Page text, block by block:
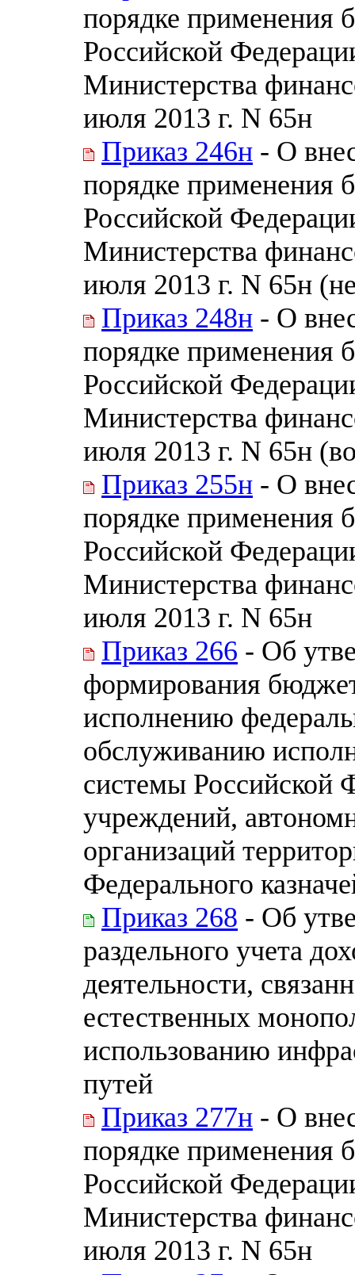
порядке применения
Российской
Министерства
июля 2013 г. N 65н
Приказ 246н - О
порядке применения
Российской
Министерства
июля 2013 г. N 65н
Приказ 248н - О
порядке применения
Российской
Министерства
июля 2013 г. N 65н
Приказ 255н - О
порядке применения
Российской
Министерства
июля 2013 г. N 65н
Приказ 266 - Об
формирования
исполнению
обслуживанию
системы Российской
учреждений,
организаций
Федерального
Приказ 268 - Об
раздельного учета
деятельности,
естественных
использованию
путей
Приказ 277н - О
порядке применения
Российской
Министерства
июля 2013 г. N 65н